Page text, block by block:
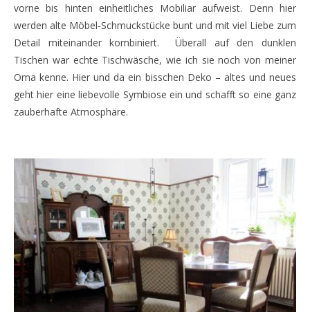
vorne bis hinten einheitliches Mobiliar aufweist. Denn hier
werden alte Möbel-Schmuckstücke bunt und mit viel Liebe zum
Detail miteinander kombiniert. Überall auf den dunklen
Tischen war echte Tischwäsche, wie ich sie noch von meiner
Oma kenne. Hier und da ein bisschen Deko – altes und neues
geht hier eine liebevolle Symbiose ein und schafft so eine ganz
zauberhafte Atmosphäre.